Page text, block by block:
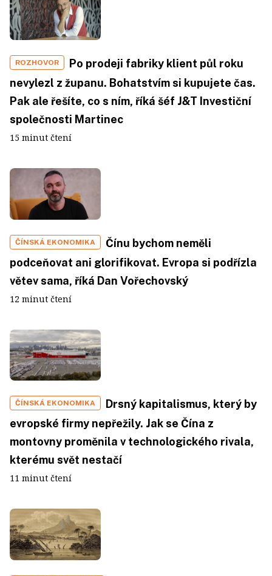
ROZHOVOR
Po prodeji fabriky klient půl roku
nevylezl z županu. Bohatstvím si kupujete čas.
Pak ale řešíte, co s ním, říká šéf J&T Investiční
společnosti Martinec
15 minut čtení
ČÍNSKÁ EKONOMIKA
Čínu bychom neměli
podceňovat ani glorifikovat. Evropa si podřízla
větev sama, říká Dan Vořechovský
12 minut čtení
ČÍNSKÁ EKONOMIKA
Drsný kapitalismus, který by
evropské firmy nepřežily. Jak se Čína z
montovny proměnila v technologického rivala,
kterému svět nestačí
11 minut čtení